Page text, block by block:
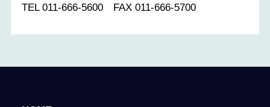
TEL 011-666-5600 FAX 011-666-5700